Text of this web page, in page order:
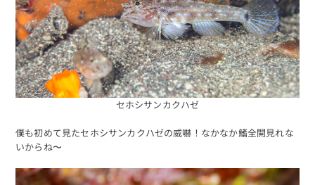
セホシサンカクハゼ
僕も初めて見たセホシサンカクハゼの威嚇！なかなか鰭全開見れな
いからね〜